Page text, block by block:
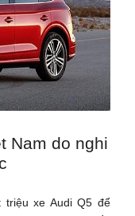
Nam do nghi
triệu xe Audi Q5 để